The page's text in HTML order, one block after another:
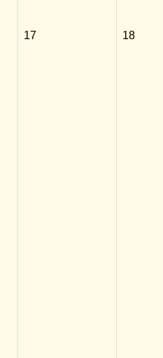
17 18